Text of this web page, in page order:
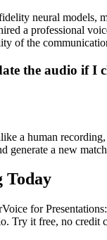
neural models,
a professional
of the
the audio if I
a human
generate a new
Today
for
Try it free, no credit